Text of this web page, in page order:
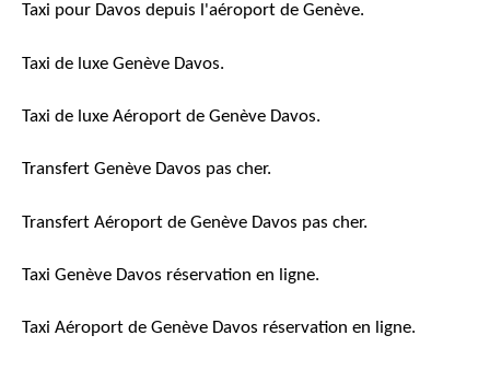
Taxi pour Davos depuis l'aéroport de Genève.
Taxi de luxe Genève Davos.
Taxi de luxe Aéroport de Genève Davos.
Transfert Genève Davos pas cher.
Transfert Aéroport de Genève Davos pas cher.
Taxi Genève Davos réservation en ligne.
Taxi Aéroport de Genève Davos réservation en ligne.